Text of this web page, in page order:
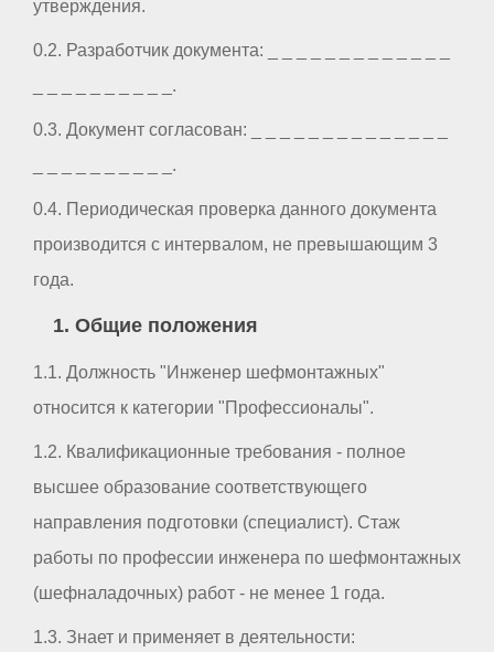
утверждения.
0.2. Разработчик документа: _ _ _ _ _ _ _ _ _ _ _ _ _
_ _ _ _ _ _ _ _ _ _.
0.3. Документ согласован: _ _ _ _ _ _ _ _ _ _ _ _ _ _
_ _ _ _ _ _ _ _ _ _.
0.4. Периодическая проверка данного документа
производится с интервалом, не превышающим 3
года.
1. Общие положения
1.1. Должность "Инженер шефмонтажных"
относится к категории "Профессионалы".
1.2. Квалификационные требования - полное
высшее образование соответствующего
направления подготовки (специалист). Стаж
работы по профессии инженера по шефмонтажных
(шефналадочных) работ - не менее 1 года.
1.3. Знает и применяет в деятельности: